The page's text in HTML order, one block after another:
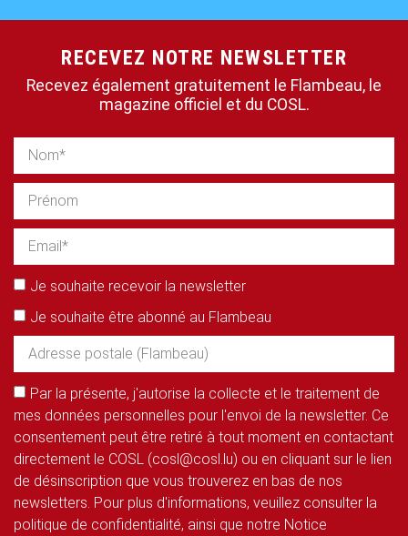
RECEVEZ NOTRE NEWSLETTER
Recevez également gratuitement le Flambeau, le
magazine officiel et du COSL.
Je souhaite recevoir la newsletter
Je souhaite être abonné au Flambeau
Par la présente, j'autorise la collecte et le traitement de
mes données personnelles pour l'envoi de la newsletter. Ce
consentement peut être retiré à tout moment en contactant
directement le COSL (cosl@cosl.lu) ou en cliquant sur le lien
de désinscription que vous trouverez en bas de nos
newsletters. Pour plus d'informations, veuillez consulter la
politique de confidentialité, ainsi que notre Notice